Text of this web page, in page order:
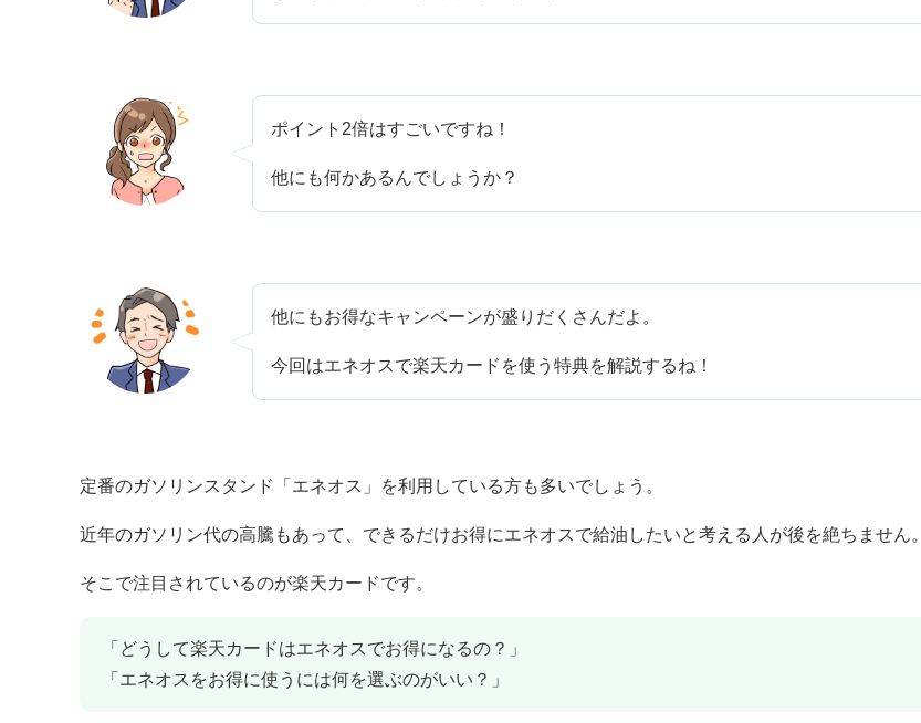
ポイント2倍はすごいですね！
他にも何かあるんでしょうか？
他にもお得なキャンペーンが盛りだくさんだよ。
今回はエネオスで楽天カードを使う特典を解説するね！
定番のガソリンスタンド「エネオス」を利用している方も多いでしょう。
近年のガソリン代の高騰もあって、できるだけお得にエネオスで給油したいと考える人が後を絶ちません。
そこで注目されているのが楽天カードです。
「どうして楽天カードはエネオスでお得になるの？」
「エネオスをお得に使うには何を選ぶのがいい？」